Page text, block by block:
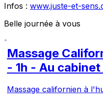
Infos : www.juste-et-
Belle journée à vous
Massage
- 1h - Au
Massage californien à